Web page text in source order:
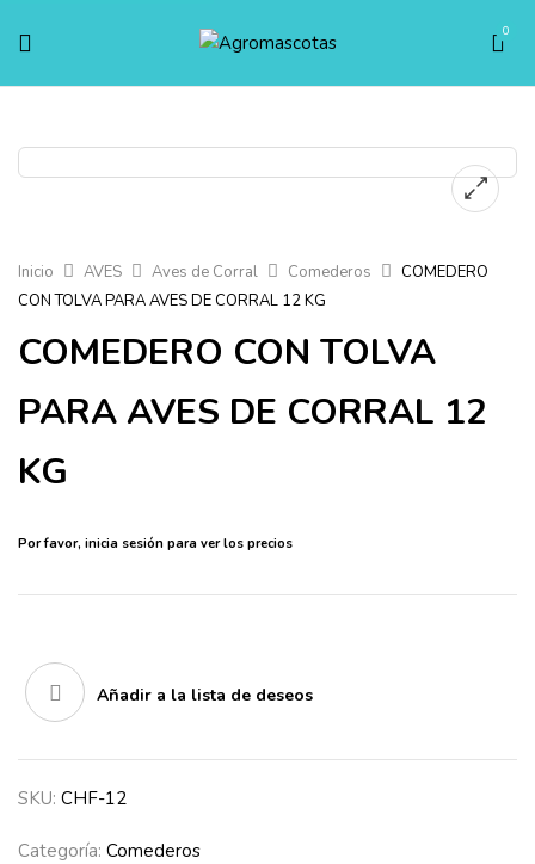
0
Inicio AVES Aves de Corral Comederos
COMEDERO
CON TOLVA PARA AVES DE CORRAL 12 KG
COMEDERO CON TOLVA
PARA AVES DE CORRAL 12
KG
Por favor, inicia sesión para ver los precios
Añadir a la lista de deseos
SKU: CHF-12
Categoría: Comederos